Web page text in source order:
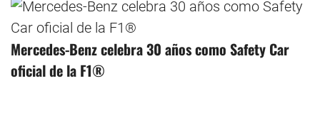
Mercedes-Benz celebra 30 años como Safety Car
oficial de la F1®